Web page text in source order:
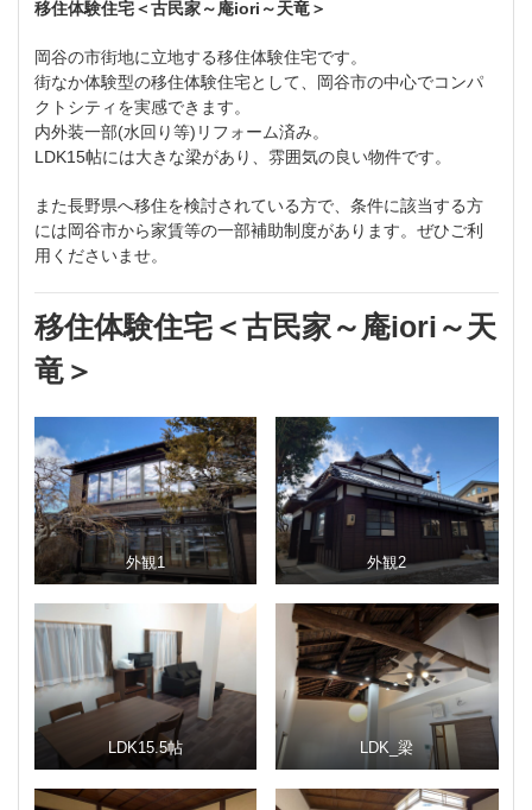
移住体験住宅＜古民家～庵iori～天竜＞
岡谷の市街地に立地する移住体験住宅です。
街なか体験型の移住体験住宅として、岡谷市の中心でコンパ
クトシティを実感できます。
内外装一部(水回り等)リフォーム済み。
LDK15帖には大きな梁があり、雰囲気の良い物件です。
また長野県へ移住を検討されている方で、条件に該当する方
には岡谷市から家賃等の一部補助制度があります。ぜひご利
用くださいませ。
移住体験住宅＜古民家～庵iori～天
竜＞
外観1 外観2
LDK15.5帖 LDK_梁